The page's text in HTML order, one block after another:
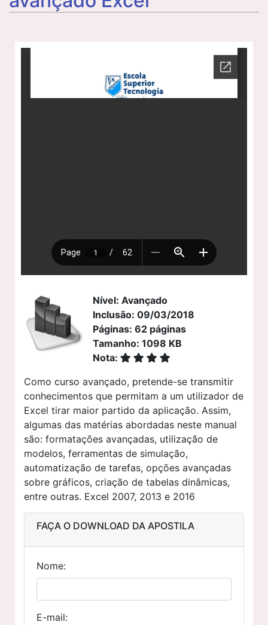
Nível: Avançado
Inclusão: 09/03/2018
Páginas: 62 páginas
Tamanho: 1098 KB
Nota:
Como curso avançado, pretende-se transmitir
conhecimentos que permitam a um utilizador de
Excel tirar maior partido da aplicação. Assim,
algumas das matérias abordadas neste manual
são: formatações avançadas, utilização de
modelos, ferramentas de simulação,
automatização de tarefas, opções avançadas
sobre gráficos, criação de tabelas dinâmicas,
entre outras. Excel 2007, 2013 e 2016
FAÇA O DOWNLOAD DA APOSTILA
Nome:
E-mail: